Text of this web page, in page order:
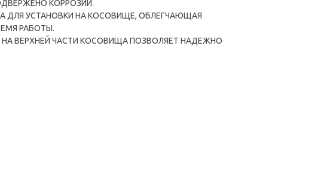
КОРРОЗИИ.
ДЛЯ УСТАНОВКИ НА КОСОВИЩЕ, ОБЛЕГЧАЮЩАЯ
РАБОТЫ.
ВЕРХНЕЙ ЧАСТИ КОСОВИЩА ПОЗВОЛЯЕТ НАДЕЖНО